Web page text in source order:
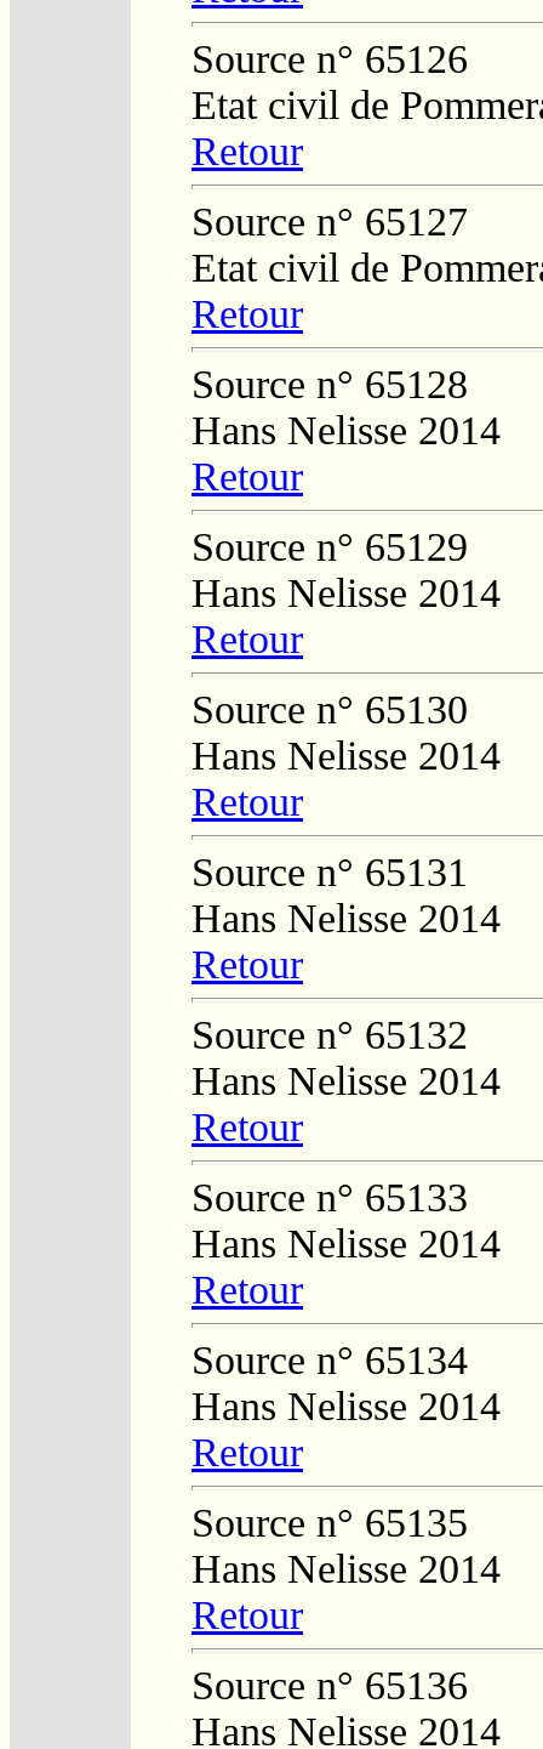
Source n° 65126
Etat civil de
Retour
Source n° 65127
Etat civil de
Retour
Source n° 65128
Hans Nelisse 2014
Retour
Source n° 65129
Hans Nelisse 2014
Retour
Source n° 65130
Hans Nelisse 2014
Retour
Source n° 65131
Hans Nelisse 2014
Retour
Source n° 65132
Hans Nelisse 2014
Retour
Source n° 65133
Hans Nelisse 2014
Retour
Source n° 65134
Hans Nelisse 2014
Retour
Source n° 65135
Hans Nelisse 2014
Retour
Source n° 65136
Hans Nelisse 2014